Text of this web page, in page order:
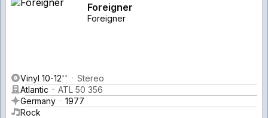
Foreigner
Foreigner
Vinyl 10-12''
Stereo
Atlantic
ATL 50 356
Germany
1977
Rock